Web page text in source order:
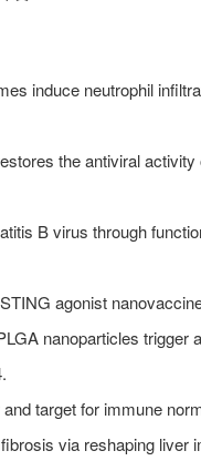
induce neutrophil
the antiviral
B virus through
agonist
nanoparticles
target for immune
via reshaping